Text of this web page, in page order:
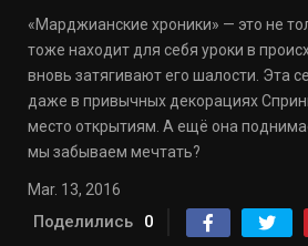
«Марджианские хроники» — это не
тоже находит для себя уроки в
вновь затягивают его шалости. Эта
даже в привычных декорациях
место открытиям. А ещё она
мы забываем мечтать?
Mar. 13, 2016
Поделились 0